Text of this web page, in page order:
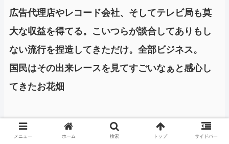
広告代理店やレコード会社、そしてテレビ局も莫
大な収益を得てる。こいつらが談合してありもし
ない流行を捏造してきただけ。全部ビジネス。
国民はその出来レースを見てすごいなぁと感心し
てきたお花畑
メニュー ホーム 検索 トップ サイドバー